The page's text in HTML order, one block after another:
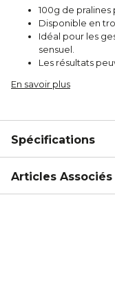
100g de
Disponible en
Idéal pour les
sensuel.
Les résultats
En savoir plus
Spécifications
Articles Associés